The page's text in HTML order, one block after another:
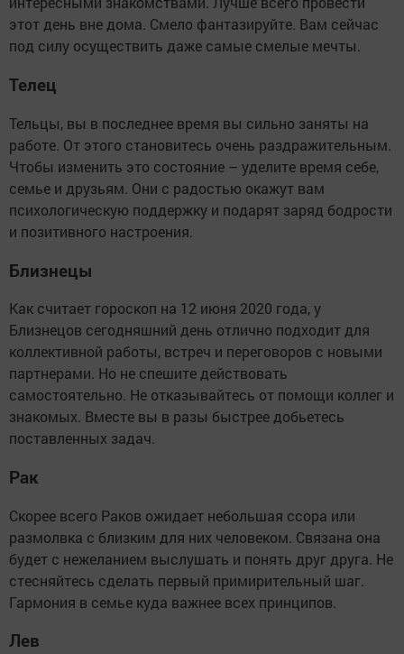
этот день вне дома. Смело фантазируйте. Вам сейчас
под силу осуществить даже самые смелые мечты.
Телец
Тельцы, вы в последнее время вы сильно заняты на
работе. От этого становитесь очень раздражительным.
Чтобы изменить это состояние – уделите время себе,
семье и друзьям. Они с радостью окажут вам
психологическую поддержку и подарят заряд бодрости
и позитивного настроения.
Близнецы
Как считает гороскоп на 12 июня 2020 года, у
Близнецов сегодняшний день отлично подходит для
коллективной работы, встреч и переговоров с новыми
партнерами. Но не спешите действовать
самостоятельно. Не отказывайтесь от помощи коллег и
знакомых. Вместе вы в разы быстрее добьетесь
поставленных задач.
Рак
Скорее всего Раков ожидает небольшая ссора или
размолвка с близким для них человеком. Связана она
будет с нежеланием выслушать и понять друг друга. Не
стесняйтесь сделать первый примирительный шаг.
Гармония в семье куда важнее всех принципов.
Лев